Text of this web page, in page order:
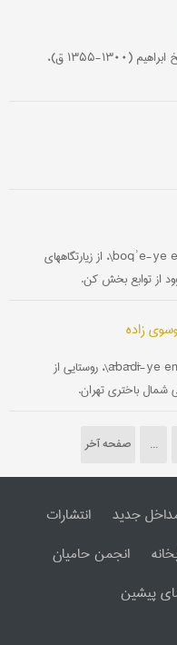
امامزاده زیدی \emām-zāde zeydī\، شیخ ابراهیم (۱۳۰۰-۱۳۵۵ ق)،
امامزاده داوود، بقعه \boqʾe-ye emām-zāde dāvūd\، از زیارتگاههای
از توابع بخش کن.
زاده
امامزاده داوود، آبادی \ābādī-ye emām-zāde dāvūd\، روستایی از
شمال باختری تهران.
... صفحه آخر
جدید
انتشارات
انجمن حامیان
پیشین